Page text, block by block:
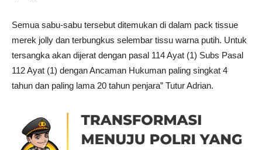
Semua sabu-sabu tersebut ditemukan di dalam pack tissue
merek jolly dan terbungkus selembar tissu warna putih. Untuk
tersangka akan dijerat dengan pasal 114 Ayat (1) Subs Pasal
112 Ayat (1) dengan Ancaman Hukuman paling singkat 4
tahun dan paling lama 20 tahun penjara” Tutur Adrian.